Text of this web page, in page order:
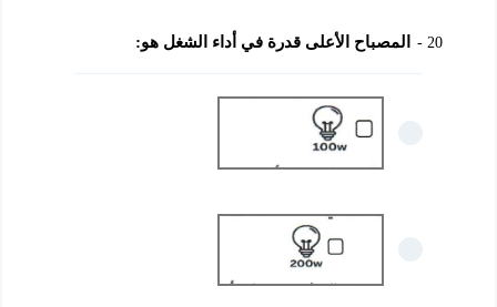
20 المصباح الأعلى قدرة في أداء الشغل هو: